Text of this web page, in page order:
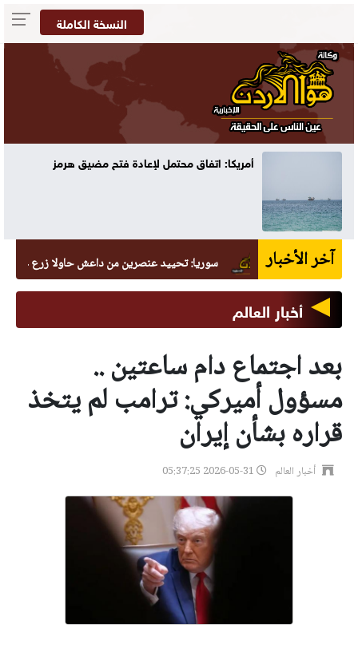
النسخة الكاملة
أمريكا: اتفاق محتمل لإعادة فتح مضيق هرمز
آخر الأخبار سوريا: تحييد عنصرين من داعش حاولا زرع عبوة في
أخبار العالم
بعد اجتماع دام ساعتين ..
مسؤول أميركي: ترامب لم يتخذ
قراره بشأن إيران
أخبار العالم